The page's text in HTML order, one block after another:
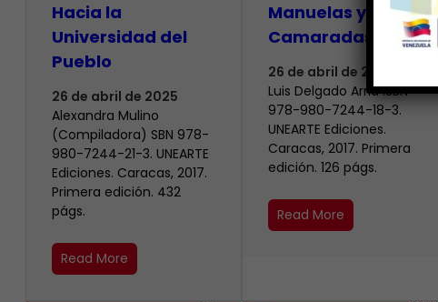
Hacia la
Universidad del
Pueblo
26 de abril de 2025
Alexandra Mulino
(Compiladora) SBN 978-
980-7244-21-3. UNEARTE
Ediciones. Caracas, 2017.
Primera edición. 432
págs.
Read More
Manuelas y
Camaradas
26 de abril de 2025
Luis Delgado Arria ISBN
978-980-7244-18-3.
UNEARTE Ediciones.
Caracas, 2017. Primera
edición. 126 págs.
Read More